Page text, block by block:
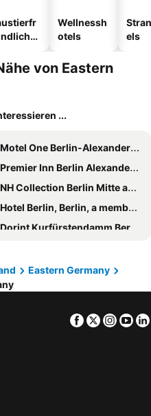
Wellnessh
otels
els
von Eastern
...
Motel One Berlin-Alexanderplatz
Premier Inn Berlin Alexanderplatz hotel
NH Collection Berlin Mitte am Checkpoint Charlie
Hotel Berlin, Berlin, a member of Radisson Individuals
Dorint Kurfürstendamm Berlin
Titanic Chaussee Berlin
Sheraton Berlin Grand Hotel Esplanade
NH Berlin Alexanderplatz
Eastern Germany
Facebook
Twitter